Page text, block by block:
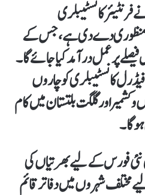
فرنٹیئر کانسٹیبلری
کی منظوری دے دی ہے، جس کے
پر عمل درآمد کیا جائے گا۔
کانسٹیبلری کو چاروں
کشمیر اور گلگت بلتستان میں کام
نئی فورس کے لیے بھرتیاں کی
مختلف شہروں میں دفاتر قائم